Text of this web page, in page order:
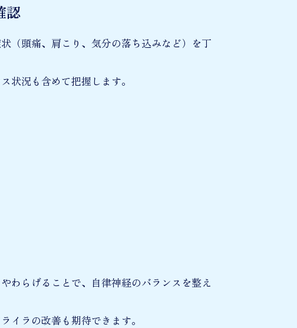
認
（頭痛、肩こり、気分の落ち込みなど）を丁
状況も含めて把握します。
わらげることで、自律神経のバランスを整え
イラの改善も期待できます。